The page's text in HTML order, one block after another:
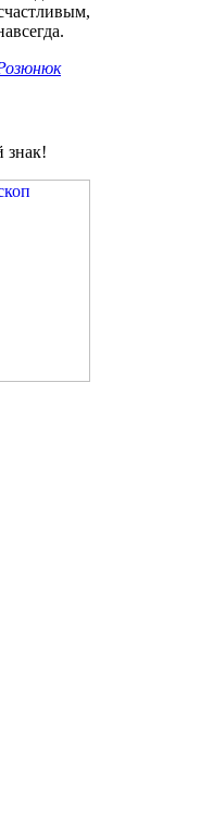
знак!